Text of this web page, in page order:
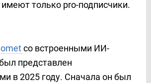
только pro-подписчики.
со встроенными ИИ-
представлен
в 2025 году. Сначала он был